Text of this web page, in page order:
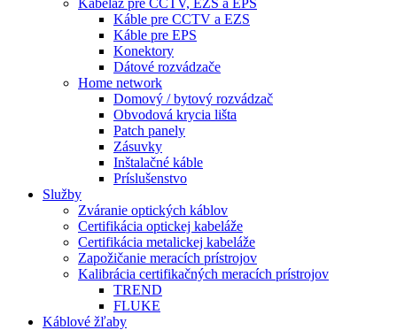
Kabeláž pre CCTV, EZS a EPS
Káble pre CCTV a EZS
Káble pre EPS
Konektory
Dátové rozvádzače
Home network
Domový / bytový rozvádzač
Obvodová krycia lišta
Patch panely
Zásuvky
Inštalačné káble
Príslušenstvo
Služby
Zváranie optických káblov
Certifikácia optickej kabeláže
Certifikácia metalickej kabeláže
Zapožičanie meracích prístrojov
Kalibrácia certifikačných meracích prístrojov
TREND
FLUKE
Káblové žľaby